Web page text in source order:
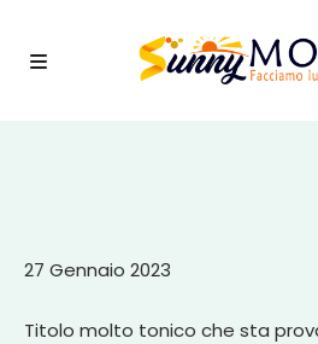
27 Gennaio 2023
Titolo molto tonico che sta